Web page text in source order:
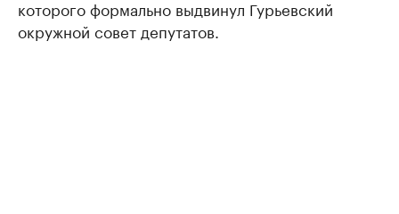
которого формально выдвинул Гурьевский
окружной совет депутатов.